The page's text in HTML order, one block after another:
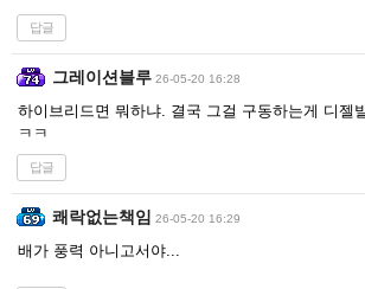
답글
그레이션블루 26-05-20 16:28
하이브리드면 뭐하냐. 결국 그걸 구동하는게 디젤
ㅋㅋ
답글
쾌락없는책임 26-05-20 16:29
배가 풍력 아니고서야...